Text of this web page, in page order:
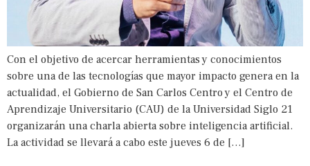
Con el objetivo de acercar herramientas y conocimientos
sobre una de las tecnologías que mayor impacto genera en la
actualidad, el Gobierno de San Carlos Centro y el Centro de
Aprendizaje Universitario (CAU) de la Universidad Siglo 21
organizarán una charla abierta sobre inteligencia artificial.
La actividad se llevará a cabo este jueves 6 de […]